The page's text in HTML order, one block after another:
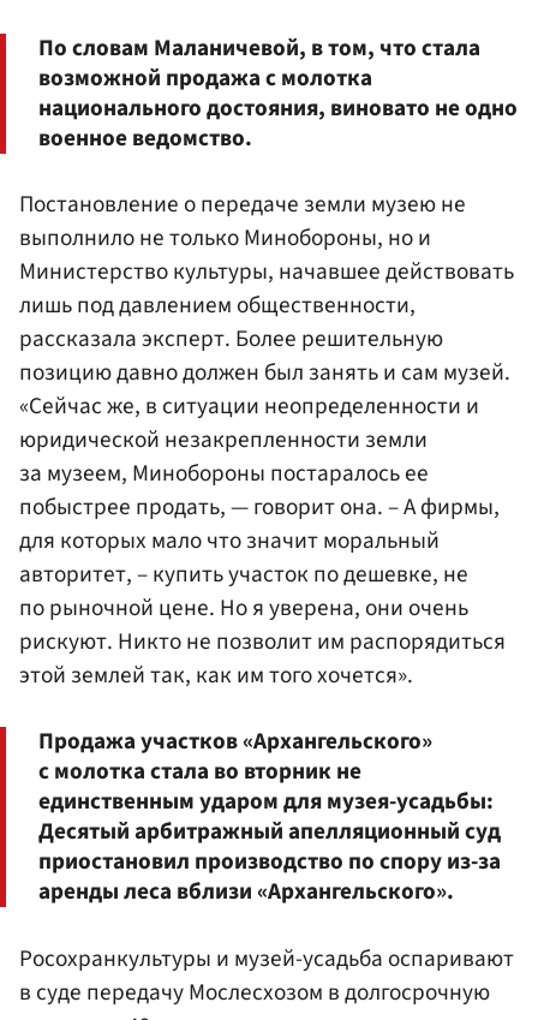
По словам Маланичевой, в том, что стала
возможной продажа с молотка
национального достояния, виновато не одно
военное ведомство.
Постановление о передаче земли музею не
выполнило не только Минобороны, но и
Министерство культуры, начавшее действовать
лишь под давлением общественности,
рассказала эксперт. Более решительную
позицию давно должен был занять и сам музей.
«Сейчас же, в ситуации неопределенности и
юридической незакрепленности земли
за музеем, Минобороны постаралось ее
побыстрее продать, — говорит она. – А фирмы,
для которых мало что значит моральный
авторитет, – купить участок по дешевке, не
по рыночной цене. Но я уверена, они очень
рискуют. Никто не позволит им распорядиться
этой землей так, как им того хочется».
Продажа участков «Архангельского»
с молотка стала во вторник не
единственным ударом для музея-усадьбы:
Десятый арбитражный апелляционный суд
приостановил производство по спору из-за
аренды леса вблизи «Архангельского».
Росохранкультуры и музей-усадьба оспаривают
в суде передачу Мослесхозом в долгосрочную